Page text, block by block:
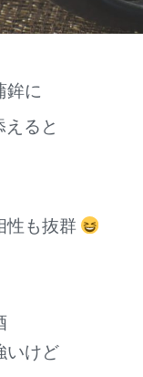
鉾に
えると
性も抜群
いけど